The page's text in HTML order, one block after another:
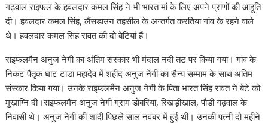
गढ़वाल राइफल के हवलदार कमल सिंह ने भी भारत मां के लिए अपने प्राणों की आहूति
दी। हवलदार कमल सिंह, लैंसडाउन तहसील के अन्तर्गत करतिया गांव के रहने वाले
थे। हवलदार कमल सिंह रावत की दो बेटियां हैं।
राइफलमैन अनुज नेगी का अंतिम संस्कार भी मंदाल नदी तट पर किया गया। गांव के
निकट पैतृक घाट टाडा महादेव में शहीद अनुज नेगी का सैन्य सम्माम के साथ अंतिम
संस्कार किया गया। उनके राइफलमैन अनुज नेगी के पिता भारत सिंह रावत ने बेटे को
मुखाग्नि दी।राइफलमैन अनुज नेगी ग्राम डोबरिया, रिखड़ीखाल, पौडी गढ़वाल के
निवासी थे। अनुज नेगी की शादी पिछले साल नवंबर में हुई थी। उनकी पत्नी दो महीने